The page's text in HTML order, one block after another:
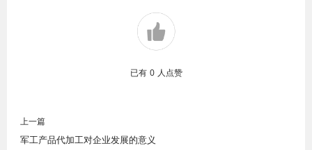
已有 0 人点赞
上一篇
军工产品代加工对企业发展的意义